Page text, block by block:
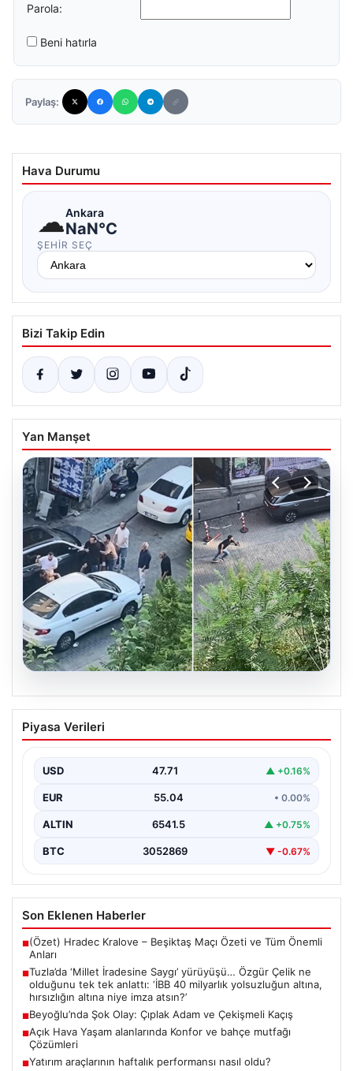
Parola:
Beni hatırla
Paylaş:
Hava Durumu
☁Ankara
NaN°C
ŞEHIR SEÇ
Bizi Takip Edin
Yan Manşet
05.08.2026
Beyoğlu’nda Şok Olay: Çıplak Adam ve
Çekişmeli Kaçış
Firuzağa Mahallesi'nde geçtiğimiz gün ilginç ve bir…
Piyasa Verileri
USD 47.71 ▲ +0.16%
EUR 55.04 • 0.00%
ALTIN 6541.5 ▲ +0.75%
BTC 3052869 ▼ -0.67%
Son Eklenen Haberler
■(Özet) Hradec Kralove – Beşiktaş Maçı Özeti ve Tüm Önemli
Anları
■Tuzla’da ‘Millet İradesine Saygı’ yürüyüşü… Özgür Çelik ne
olduğunu tek tek anlattı: ‘İBB 40 milyarlık yolsuzluğun altına,
hırsızlığın altına niye imza atsın?’
■Beyoğlu’nda Şok Olay: Çıplak Adam ve Çekişmeli Kaçış
■Açık Hava Yaşam alanlarında Konfor ve bahçe mutfağı
Çözümleri
■Yatırım araçlarının haftalık performansı nasıl oldu?